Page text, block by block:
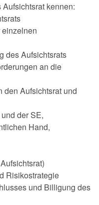
kennen:
des Aufsichtsrats
an die
den Aufsichtsrat und
der SE,
Hand,
Risikostrategie
und Billigung des